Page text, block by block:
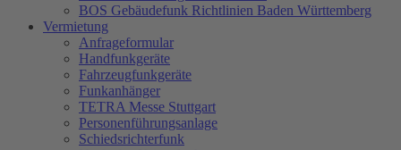
BOS Gebäudefunk Richtlinien Baden Württemberg
Vermietung
Anfrageformular
Handfunkgeräte
Fahrzeugfunkgeräte
Funkanhänger
TETRA Messe Stuttgart
Personenführungsanlage
Schiedsrichterfunk